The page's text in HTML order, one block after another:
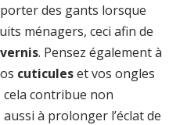
des gants lorsque
ménagers, ceci afin de
. Pensez également à
cuticuleset vos ongles
cela contribue non
à prolonger l’éclat de